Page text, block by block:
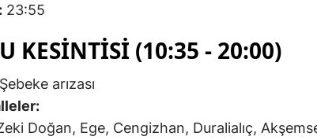
23:55
KESINTISI (10:35 - 20:00)
arızası
Doğan, Ege, Cengizhan, Duralialıç,